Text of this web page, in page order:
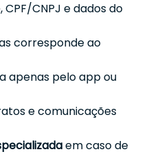
CNPJ e dados do
corresponde ao
apenas pelo app ou
e comunicações
em caso de